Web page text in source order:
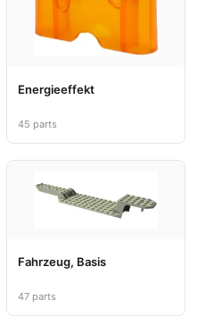
Energieeffekt
45 parts
Fahrzeug, Basis
47 parts